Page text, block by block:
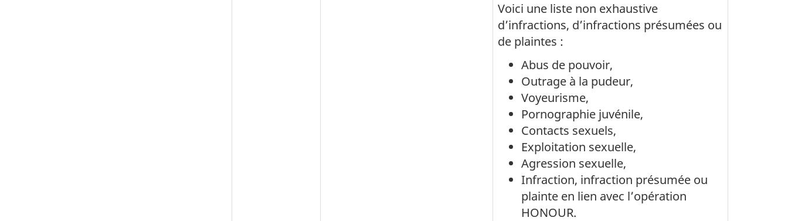
Voici une liste non exhaustive
d’infractions, d’infractions présumées ou
de plaintes :
Abus de pouvoir,
Outrage à la pudeur,
Voyeurisme,
Pornographie juvénile,
Contacts sexuels,
Exploitation sexuelle,
Agression sexuelle,
Infraction, infraction présumée ou
plainte en lien avec l’opération
HONOUR.